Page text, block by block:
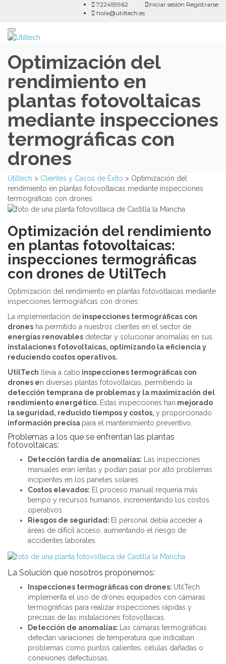
Iniciar sesión Registrarse
722459962
hola@utiltech.es
Toggle
Optimización del
rendimiento en
plantas fotovoltaicas
mediante inspecciones
termográficas con
drones
Utiltech > Clientes y Casos de Éxito > Optimización del
rendimiento en plantas fotovoltaicas mediante inspecciones
termográficas con drones
Optimización del rendimiento
en plantas fotovoltaicas:
inspecciones termográficas
con drones de UtilTech
Optimización del rendimiento en plantas fotovoltaicas mediante
inspecciones termográficas con drones:
La implementación de inspecciones termográficas con
drones ha permitido a nuestros clientes en el sector de
energías renovables detectar y solucionar anomalías en sus
instalaciones fotovoltaicas, optimizando la eficiencia y
reduciendo costos operativos.
UtilTech lleva a cabo inspecciones termográficas con
drones en diversas plantas fotovoltaicas, permitiendo la
detección temprana de problemas y la maximización del
rendimiento energético. Estas inspecciones han mejorado
la seguridad, reducido tiempos y costos, y proporcionado
información precisa para el mantenimiento preventivo.
Problemas a los que se enfrentan las plantas
fotovoltaicas:
Detección tardía de anomalías: Las inspecciones
manuales eran lentas y podían pasar por alto problemas
incipientes en los paneles solares.
Costos elevados: El proceso manual requería más
tiempo y recursos humanos, incrementando los costos
operativos.
Riesgos de seguridad: El personal debía acceder a
áreas de difícil acceso, aumentando el riesgo de
accidentes laborales.
La Solución que nosotros proponemos:
Inspecciones termográficas con drones: UtilTech
implementa el uso de drones equipados con cámaras
termográficas para realizar inspecciones rápidas y
precisas de las instalaciones fotovoltaicas.
Detección de anomalías:
Las cámaras termográficas
detectan variaciones de temperatura que indicaban
problemas como puntos calientes, células dañadas o
conexiones defectuosas.